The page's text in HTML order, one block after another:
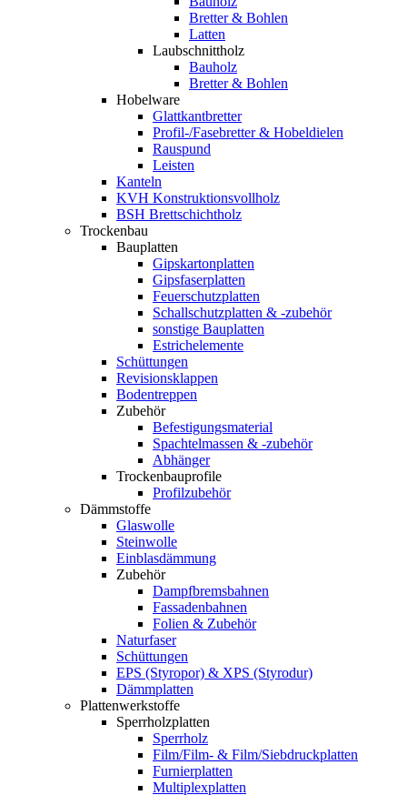
Bretter & Bohlen
Latten
Laubschnittholz
Bauholz
Bretter & Bohlen
Hobelware
Glattkantbretter
Profil-/Fasebretter & Hobeldielen
Rauspund
Leisten
Kanteln
KVH Konstruktionsvollholz
BSH Brettschichtholz
Trockenbau
Bauplatten
Gipskartonplatten
Gipsfaserplatten
Feuerschutzplatten
Schallschutzplatten & -zubehör
sonstige Bauplatten
Estrichelemente
Schüttungen
Revisionsklappen
Bodentreppen
Zubehör
Befestigungsmaterial
Spachtelmassen & -zubehör
Abhänger
Trockenbauprofile
Profilzubehör
Dämmstoffe
Glaswolle
Steinwolle
Einblasdämmung
Zubehör
Dampfbremsbahnen
Fassadenbahnen
Folien & Zubehör
Naturfaser
Schüttungen
EPS (Styropor) & XPS (Styrodur)
Dämmplatten
Plattenwerkstoffe
Sperrholzplatten
Sperrholz
Film/Film- & Film/Siebdruckplatten
Furnierplatten
Multiplexplatten